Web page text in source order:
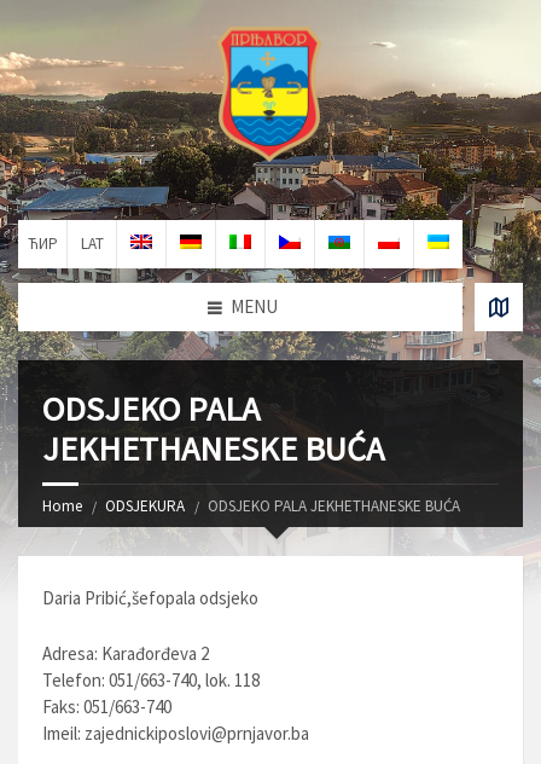
ЋИР LAT
MENU
ODSJEKO PALA
JEKHETHANESKE BUĆA
Home ODSJEKURA ODSJEKO PALA JEKHETHANESKE BUĆA
Daria Pribić,šefopala odsjeko
Adresa: Karađorđeva 2
Telefon: 051/663-740, lok. 118
Faks: 051/663-740
Imeil: zajednickiposlovi@prnjavor.ba